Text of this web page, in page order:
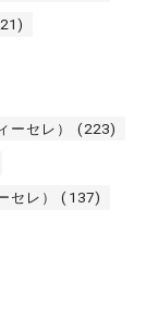
ーセレ） (223)
セレ） (137)